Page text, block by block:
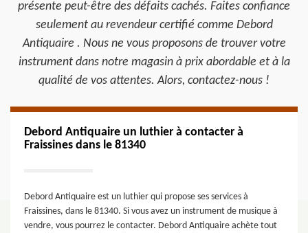
présente peut-être des défaits cachés. Faites confiance
seulement au revendeur certifié comme Debord
Antiquaire . Nous ne vous proposons de trouver votre
instrument dans notre magasin à prix abordable et à la
qualité de vos attentes. Alors, contactez-nous !
Debord Antiquaire un luthier à contacter à
Fraissines dans le 81340
Debord Antiquaire est un luthier qui propose ses services à
Fraissines, dans le 81340. Si vous avez un instrument de musique à
vendre, vous pourrez le contacter. Debord Antiquaire achète tout